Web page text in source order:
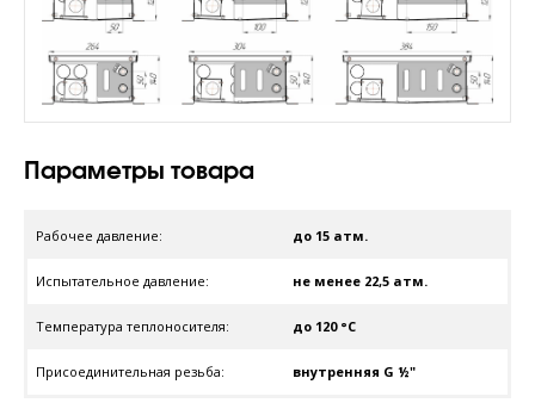
Параметры товара
Рабочее давление: до 15 атм.
Испытательное давление: не менее 22,5 атм.
Температура теплоносителя: до 120 °C
Присоединительная резьба: внутренняя G ½"